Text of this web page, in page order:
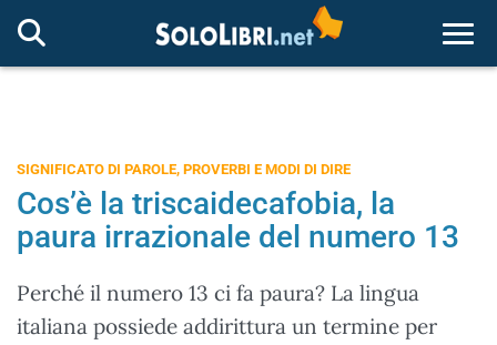
SIGNIFICATO DI PAROLE, PROVERBI E MODI DI DIRE
Cos’è la triscaidecafobia, la
paura irrazionale del numero 13
Perché il numero 13 ci fa paura? La lingua
italiana possiede addirittura un termine per